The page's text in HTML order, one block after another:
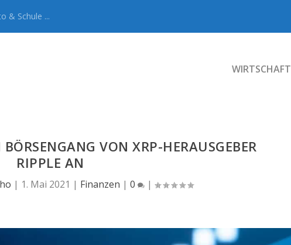
& Schule ...
WIRTSCHAFT
VON XRP-HERAUSGEBER
RIPPLE AN
| 1. Mai 2021 | Finanzen | 0 |